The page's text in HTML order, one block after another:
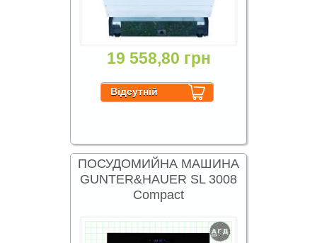
19 558,80 грн
ПОСУДОМИЙНА МАШИНА
GUNTER&HAUER SL 3008
Compact